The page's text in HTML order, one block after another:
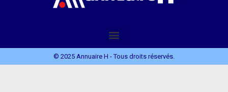
© 2025 Annuaire H - Tous droits réservés.